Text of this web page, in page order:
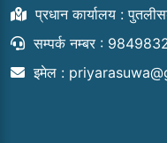
प्रधान कार्यालय :
सम्पर्क नम्बर :
इमेल :